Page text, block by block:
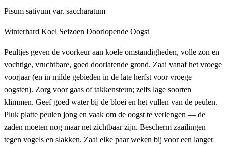
Pisum sativum var. saccharatum
Winterhard Koel Seizoen Doorlopende Oogst
Peultjes geven de voorkeur aan koele omstandigheden, volle zon en
vochtige, vruchtbare, goed doorlatende grond. Zaai vanaf het vroege
voorjaar (en in milde gebieden in de late herfst voor vroege
oogsten). Zorg voor gaas of takkensteun; zelfs lage soorten
klimmen. Geef goed water bij de bloei en het vullen van de peulen.
Pluk platte peulen jong en vaak om de oogst te verlengen — de
zaden moeten nog maar net zichtbaar zijn. Bescherm zaailingen
tegen vogels en slakken. Zaai elke paar weken bij voor een langer